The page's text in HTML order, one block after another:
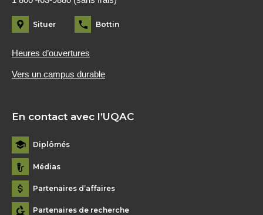
Situer Bottin
Heures d’ouvertures
Vers un campus durable
En contact avec l’UQAC
Diplômés
Médias
Partenaires d’affaires
Partenaires de recherche